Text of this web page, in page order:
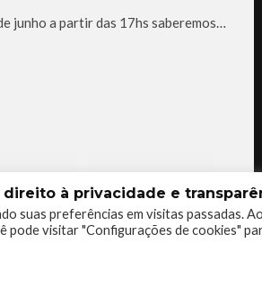
junho a partir das 17hs saberemos…
0 0
à privacidade e
suas preferências em visitas passadas.
pode visitar "Configurações de cookies"